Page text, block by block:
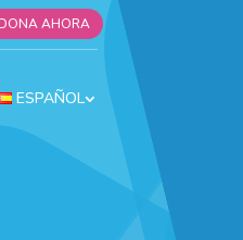
AHORA
ESPAÑOL